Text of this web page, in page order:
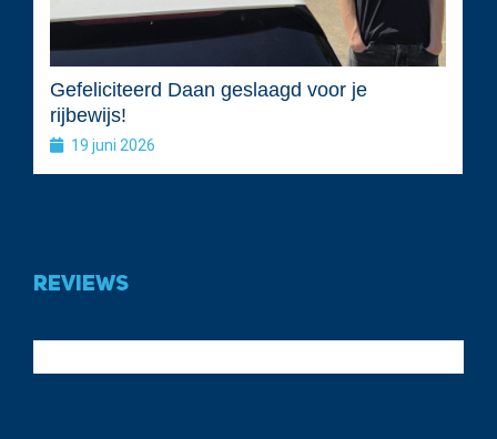
Gefeliciteerd Daan geslaagd voor je
rijbewijs!
19 juni 2026
Reviews